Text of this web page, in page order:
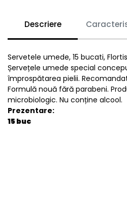
Descriere
Servetele umede, 15 bucati, Flortis
Șervețele umede special
împrospătarea pielii.
Formulă nouă fără parabeni.
microbiologic. Nu conține alcool.
Prezentare:
15 buc